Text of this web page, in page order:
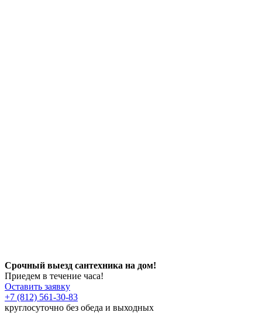
Срочный выезд сантехника на дом!
Приедем в течение часа!
Оставить заявку
+7 (812) 561-30-83
круглосуточно без обеда и выходных